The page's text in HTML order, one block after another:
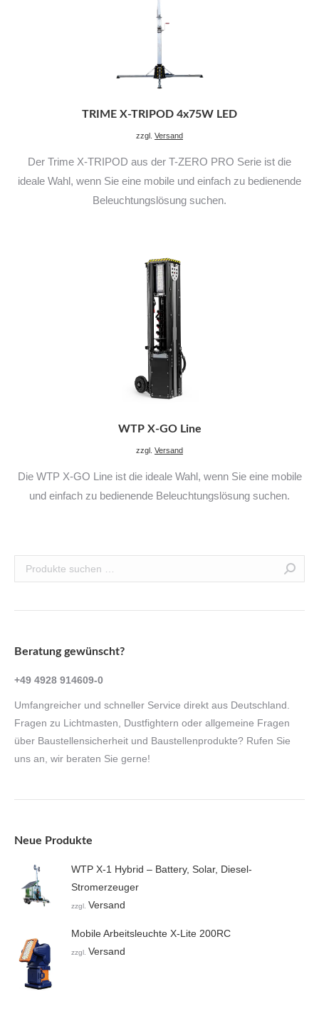
TRIME X-TRIPOD 4x75W LED
zzgl. Versand
Der Trime X-TRIPOD aus der T-ZERO PRO Serie ist die
ideale Wahl, wenn Sie eine mobile und einfach zu bedienende
Beleuchtungslösung suchen.
WTP X-GO Line
zzgl. Versand
Die WTP X-GO Line ist die ideale Wahl, wenn Sie eine mobile
und einfach zu bedienende Beleuchtungslösung suchen.
Beratung gewünscht?
+49 4928 914609-0
Umfangreicher und schneller Service direkt aus Deutschland.
Fragen zu Lichtmasten, Dustfightern oder allgemeine Fragen
über Baustellensicherheit und Baustellenprodukte? Rufen Sie
uns an, wir beraten Sie gerne!
Neue Produkte
WTP X-1 Hybrid – Battery, Solar, Diesel-
Stromerzeuger
zzgl. Versand
Mobile Arbeitsleuchte X-Lite 200RC
zzgl. Versand